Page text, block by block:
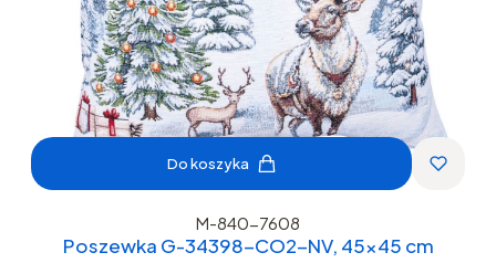
Do koszyka
M-840-7608
Poszewka G-34398-CO2-NV, 45x45 cm